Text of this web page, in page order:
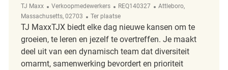
TJ Maxx Categorie
Verkoopmedewerkers ReqId
REQ140327 Plaats
Attleboro,
Massachusetts, 02703
Afgelegen
Ter plaatse
TJ MaxxTJX biedt elke dag nieuwe kansen om te
groeien, te leren en jezelf te overtreffen. Je maakt
deel uit van een dynamisch team dat diversiteit
omarmt, samenwerking bevordert en prioriteit